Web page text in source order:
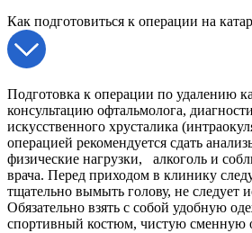
Как подготовиться к операции на
Подготовка к операции по удалению
консультацию офтальмолога,
искусственного хрусталика
операцией рекомендуется сдать
физические нагрузки, алкоголь и
врача. Перед приходом в клинику
тщательно вымыть голову, не следует
Обязательно взять с собой удобную
спортивный костюм, чистую сменную